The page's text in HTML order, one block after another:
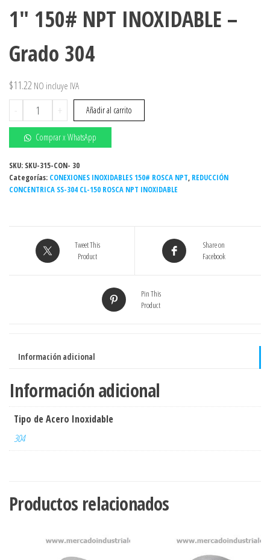
1″ 150# NPT INOXIDABLE –
Grado 304
$11.22 NO incluye IVA
-
Reducción
roscada
2-
1/2"
x
1"
150#
Grado
+ Añadir al carrito
Comprar x WhatsApp
SKU: SKU-315-CON- 30
Categorías: CONEXIONES INOXIDABLES 150# ROSCA NPT, REDUCCIÓN
CONCENTRICA SS-304 CL-150 ROSCA NPT INOXIDABLE
Tweet This
Product
Share on
Facebook
Pin This
Product
Información adicional
Información adicional
Tipo de Acero Inoxidable
304
Productos relacionados